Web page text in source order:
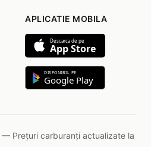
APLICATIE MOBILA
Descarca de pe
App Store
DISPONIBIL PE
Google Play
Prețuri carburanți actualizate la